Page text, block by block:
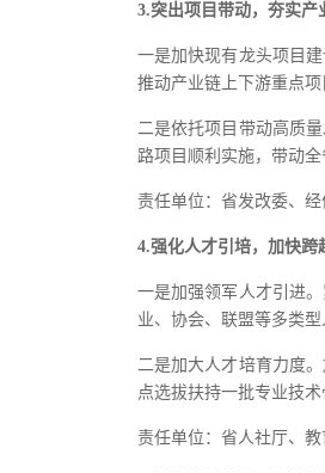
3.突出项目带动，夯实产
一是加快现有龙头项目
推动产业链上下游重点
二是依托项目带动高质
路项目顺利实施，带动
责任单位：省发改委、
4.强化人才引培，加快跨
一是加强领军人才引进
业、协会、联盟等多类型
二是加大人才培育力度
点选拔扶持一批专业技
责任单位：省人社厅、